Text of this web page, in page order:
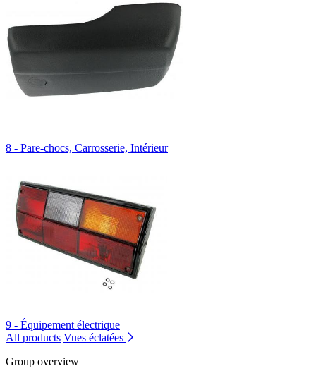
8 - Pare-chocs, Carrosserie, Intérieur
9 - Équipement électrique
All products Vues éclatées
Group overview